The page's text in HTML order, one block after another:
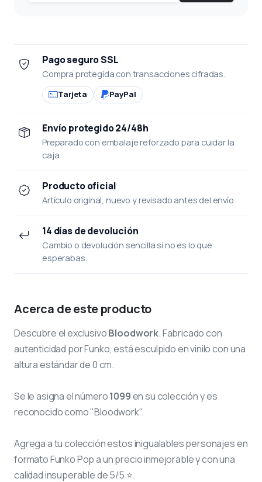
Pago seguro SSL
Compra protegida con transacciones cifradas.
Tarjeta PayPal
Envío protegido 24/48h
Preparado con embalaje reforzado para cuidar la
caja.
Producto oficial
Artículo original, nuevo y revisado antes del envío.
14 días de devolución
Cambio o devolución sencilla si no es lo que
esperabas.
Acerca de este producto
Descubre el exclusivoBloodwork. Fabricado con
autenticidad por Funko, está esculpido en vinilo con una
altura estándar de 0 cm.
Se le asigna el número1099en su colección y es
reconocido como "Bloodwork".
Agrega a tu colección estos inigualables personajes en
formato Funko Pop a un precio inmejorable y con una
calidad insuperable de 5/5 ⭐.